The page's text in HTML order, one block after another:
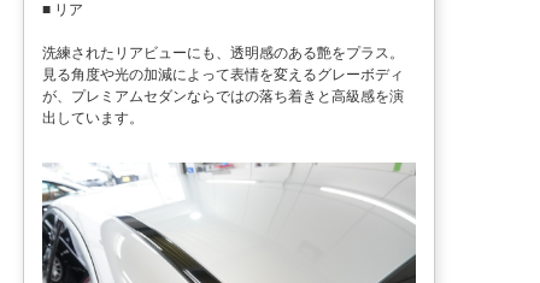
■ リア
洗練されたリアビューにも、透明感のある艶をプラス。
見る角度や光の加減によって表情を変えるグレーボディ
が、プレミアムセダンならではの落ち着きと高級感を演
出しています。